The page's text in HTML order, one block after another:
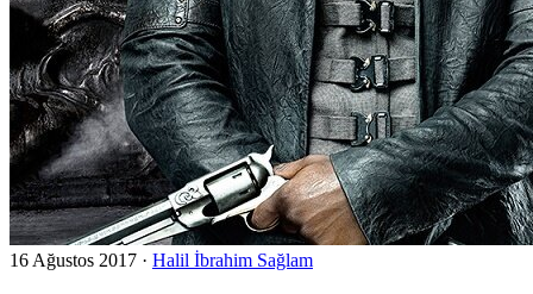
16 Ağustos 2017 · Halil İbrahim Sağlam